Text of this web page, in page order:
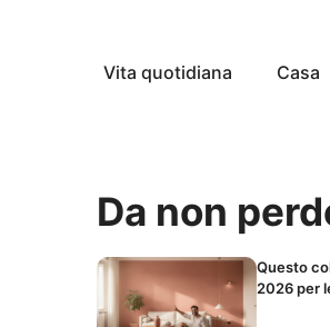
Vita quotidiana Casa
Da non
Questo
2026 per